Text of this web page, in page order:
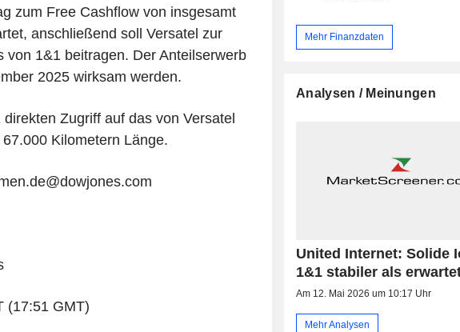
zum Free Cashflow von insgesamt
anschließend soll Versatel zur
von 1&1 beitragen. Der Anteilserwerb
2025 wirksam werden.
Zugriff auf das von Versatel
Kilometern Länge.
(17:51 GMT)
Mehr Finanzdaten
Analysen / Meinungen
United Internet: Solide
1&1 stabiler als
Am 12. Mai 2026 um 10:17 Uhr
Mehr Analysen